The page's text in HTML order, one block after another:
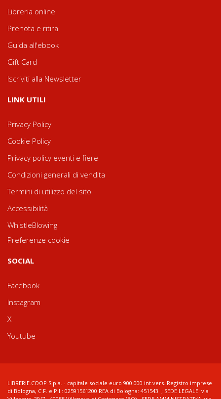
Libreria online
Prenota e ritira
Guida all'ebook
Gift Card
Iscriviti alla Newsletter
LINK UTILI
Privacy Policy
Cookie Policy
Privacy policy eventi e fiere
Condizioni generali di vendita
Termini di utilizzo del sito
Accessibilità
WhistleBlowing
Preferenze cookie
SOCIAL
Facebook
Instagram
X
Youtube
LIBRERIE.COOP S.p.a. - capitale sociale euro 900.000 int.vers. Registro imprese
di Bologna, C.F. e P.I.: 02591561200 REA di Bologna: 451543 ; SEDE LEGALE: via